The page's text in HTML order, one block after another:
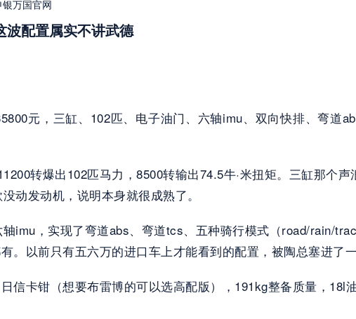
万国官网
配置属实不讲武德
元，三缸、102匹、电子油门、六轴imu、双向快排、弯
转爆出102匹马力，8500转输出74.5牛·米扭矩。三缸那个
动发动机，说明本身就很成熟了。
imu，实现了弯道abs、弯道tcs、五种骑行模式（road/rain/
以前只有五六万的进口车上才能看到的配置，被陶总塞进了一
信卡钳（想要布雷博的可以选高配版），191kg整备质量，18l